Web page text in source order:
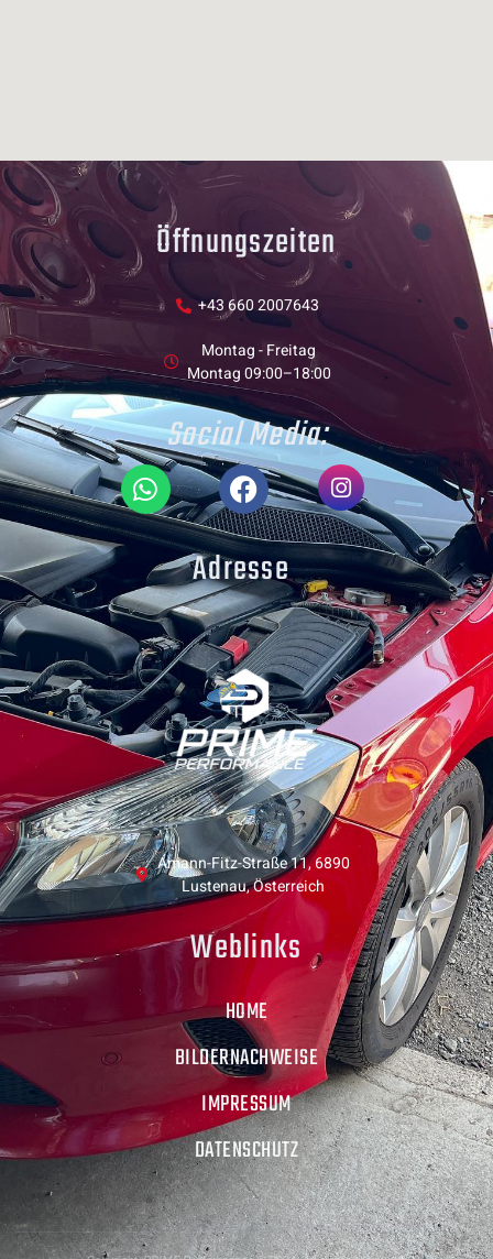
Öffnungszeiten
+43 660 2007643
Montag - Freitag
Montag 09:00–18:00
Social Media:
Adresse
Amann-Fitz-Straße 11, 6890
Lustenau, Österreich
Weblinks
HOME
BILDERNACHWEISE
IMPRESSUM
DATENSCHUTZ